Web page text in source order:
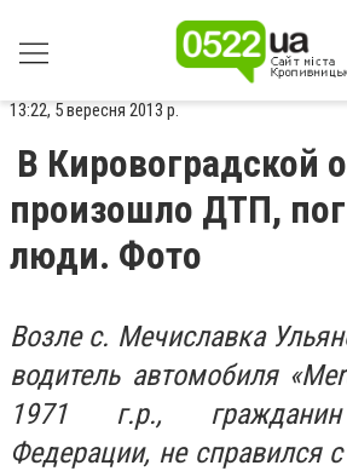
13:22, 5 вересня 2013 р.
В Кировоградской
произошло ДТП,
люди. Фото
Возле с. Мечиславка
водитель автомобиля
1971 г.р.,
Федерации, не справился